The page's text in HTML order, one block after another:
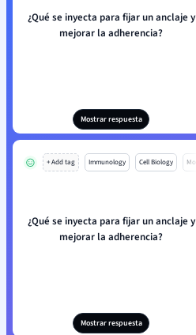
¿Qué se inyecta para fijar un anclaje y
mejorar la adherencia?
Mostrar respuesta
+ Add tag Immunology Cell Biology Mo
¿Qué se inyecta para fijar un anclaje y
mejorar la adherencia?
Mostrar respuesta